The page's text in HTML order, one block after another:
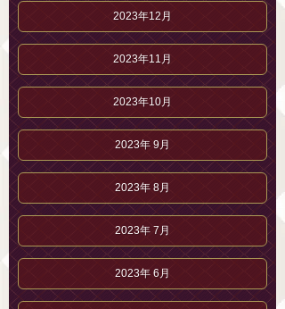
2023年12月
2023年11月
2023年10月
2023年 9月
2023年 8月
2023年 7月
2023年 6月